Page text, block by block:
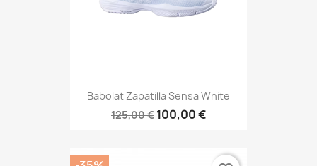
Babolat Zapatilla Sensa White
125,00 € 100,00 €